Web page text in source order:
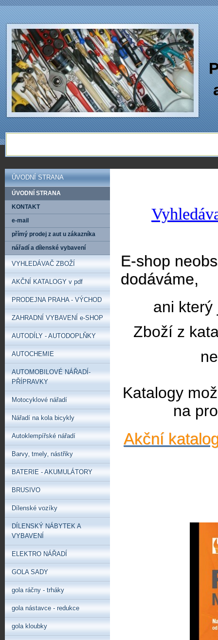
E-shop
dodáváme,
ani který
Zboží z
Katalogy
na
Akční
ÚVODNÍ STRANA
ÚVODNÍ STRANA
KONTAKT
e-mail
přímý prodej z aut u zákazníka
nářadí a dílenské vybavení
VYHLEDÁVAČ ZBOŽÍ
AKČNÍ KATALOGY v pdf
PRODEJNA PRAHA - VÝCHOD
ZAHRADNÍ VYBAVENÍ e-SHOP
AUTODÍLY - AUTODOPLŇKY
AUTOCHEMIE
AUTOMOBILOVÉ NÁŘADÍ-
PŘÍPRAVKY
Motocyklové nářadí
Nářadí na kola bicykly
Autoklempířské nářadí
Barvy‚ tmely‚ nástřiky
BATERIE - AKUMULÁTORY
BRUSIVO
Dílenské vozíky
DÍLENSKÝ NÁBYTEK A
VYBAVENÍ
ELEKTRO NÁŘADÍ
GOLA SADY
gola ráčny - trháky
gola nástavce - redukce
gola kloubky